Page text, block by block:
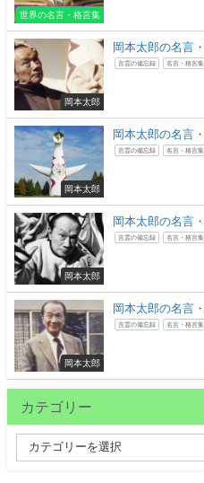
世界の名言・格言集
岡本太郎
岡本太郎の名言
言霊の備忘録 名言・格言集
岡本太郎
岡本太郎の名言
言霊の備忘録 名言・格言集
岡本太郎
岡本太郎の名言
言霊の備忘録 名言・格言集
岡本太郎
岡本太郎の名言
言霊の備忘録 名言・格言集
カテゴリー